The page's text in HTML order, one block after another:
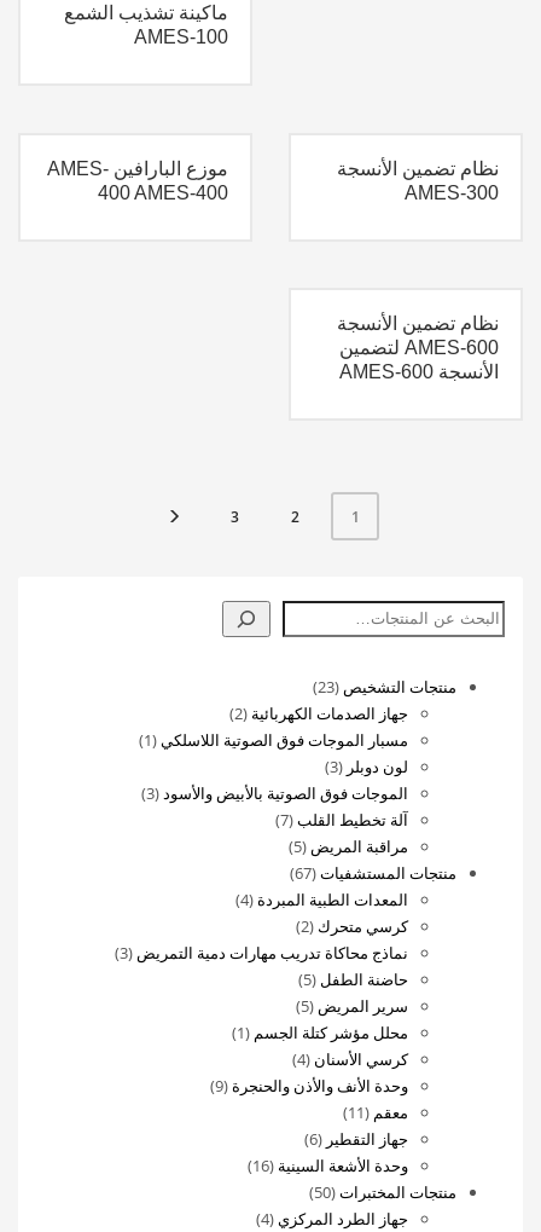
ماكينة تشذيب الشمع
AMES-100
نظام تضمين الأنسجة
AMES-300
موزع البارافين AMES-
400 AMES-400
نظام تضمين الأنسجة
AMES-600 لتضمين
الأنسجة AMES-600
1
2
3
البحث
منتجات التشخيص 23
23
منتج
جهاز الصدمات الكهربائية 2
2
منتجات
مسبار الموجات فوق الصوتية اللاسلكي 1
واحد
لون دوبلر 3
3
منتجات
الموجات فوق الصوتية بالأبيض والأسود 3
3
آلة تخطيط القلب 7
7
مراقبة المريض 5
5
منتجات
منتجات المستشفيات 67
67
منتج
المعدات الطبية المبردة 4
4
كرسي متحرك 2
2
منتجات
نماذج محاكاة تدريب مهارات دمية التمريض 3
3
حاضنة الطفل 5
5
منتجات
سرير المريض 5
5
منتجات
محلل مؤشر كتلة الجسم 1
واحد
كرسي الأسنان 4
4
منتجات
وحدة الأنف والأذن والحنجرة 9
9
معقم 11
11
منتج
جهاز التقطير 6
6
منتجات
وحدة الأشعة السينية 16
16
منتجات المختبرات 50
50
منتج
جهاز الطرد المركزي 4
4